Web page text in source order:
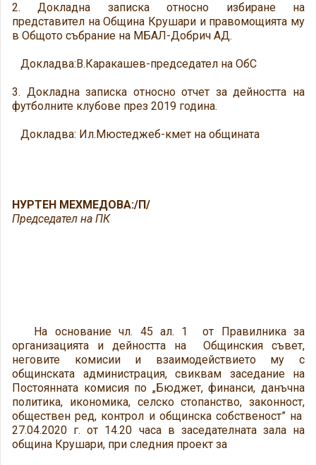
2. Докладна записка относно избиране на
представител на Община Крушари и правомощията му
в Общото събрание на МБАЛ-Добрич АД.
Докладва:В.Каракашев-председател на ОбС
3. Докладна записка относно отчет за дейността на
футболните клубове през 2019 година.
Докладва: Ил.Мюстеджеб-кмет на общината
НУРТЕН МЕХМЕДОВА:/П/
Председател на ПК
На основание чл. 45 ал. 1 от Правилника за
организацията и дейността на Общинския съвет,
неговите комисии и взаимодействието му с
общинската администрация, свиквам заседание на
Постоянната комисия по „Бюджет, финанси, данъчна
политика, икономика, селско стопанство, законност,
обществен ред, контрол и общинска собственост” на
27.04.2020 г. от 14.20 часа в заседателната зала на
община Крушари, при следния проект за